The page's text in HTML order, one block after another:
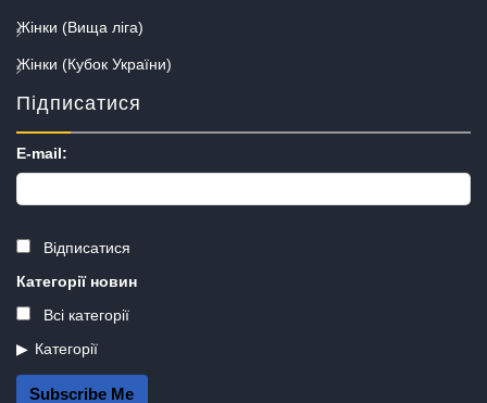
Жінки (Вища ліга)
Жінки (Кубок України)
Підписатися
E-mail:
Відписатися
Категорії новин
Всі категорії
Категорії
Subscribe Me